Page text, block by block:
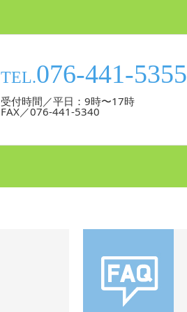
TEL.076-441-5355
受付時間／平日：9時〜17時
FAX／076-441-5340